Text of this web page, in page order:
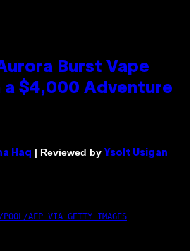
Burst Vape
a $4,000 Adventure
Haq | Reviewed by Ysolt Usigan
POOL/AFP VIA GETTY IMAGES